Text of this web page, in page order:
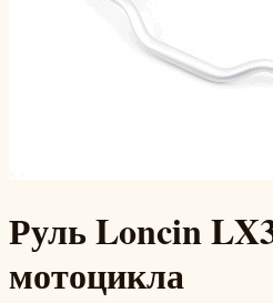
Руль Loncin
мотоцикла